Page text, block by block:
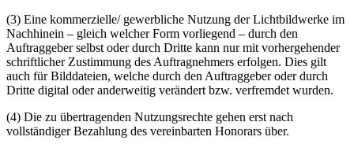
(3) Eine kommerzielle/ gewerbliche Nutzung der Lichtbildwerke im
Nachhinein – gleich welcher Form vorliegend – durch den
Auftraggeber selbst oder durch Dritte kann nur mit vorhergehender
schriftlicher Zustimmung des Auftragnehmers erfolgen. Dies gilt
auch für Bilddateien, welche durch den Auftraggeber oder durch
Dritte digital oder anderweitig verändert bzw. verfremdet wurden.
(4) Die zu übertragenden Nutzungsrechte gehen erst nach
vollständiger Bezahlung des vereinbarten Honorars über.